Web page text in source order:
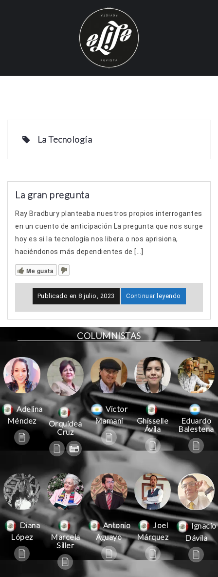
La Tecnología
La gran pregunta
Ray Bradbury planteaba nuestros propios interrogantes
en un cuento de anticipación La pregunta que nos surge
hoy es si la tecnología nos libera o nos aprisiona,
haciéndonos más dependientes de […]
Me gusta
Publicado en 8 julio, 2023 Continuar leyendo
COLUMNISTAS
Adelina
Méndez
Orquídea
Cruz
Victor
Mamani
Ghisselle
Ávila
Eduardo
Balestena
Diana
López
Marcela
Siller
Antonio
Aguayo
Joel
Márquez
Ignacio
Dávila